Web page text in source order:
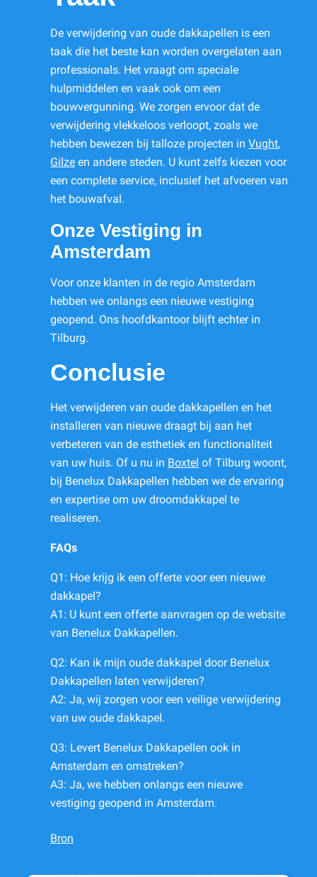
De verwijdering van oude dakkapellen is een
taak die het beste kan worden overgelaten aan
professionals. Het vraagt om speciale
hulpmiddelen en vaak ook om een
bouwvergunning. We zorgen ervoor dat de
verwijdering vlekkeloos verloopt, zoals we
hebben bewezen bij talloze projecten in Vught,
Gilze en andere steden. U kunt zelfs kiezen voor
een complete service, inclusief het afvoeren van
het bouwafval.
Onze Vestiging in
Amsterdam
Voor onze klanten in de regio Amsterdam
hebben we onlangs een nieuwe vestiging
geopend. Ons hoofdkantoor blijft echter in
Tilburg.
Conclusie
Het verwijderen van oude dakkapellen en het
installeren van nieuwe draagt bij aan het
verbeteren van de esthetiek en functionaliteit
van uw huis. Of u nu in Boxtel of Tilburg woont,
bij Benelux Dakkapellen hebben we de ervaring
en expertise om uw droomdakkapel te
realiseren.
FAQs
Q1: Hoe krijg ik een offerte voor een nieuwe
dakkapel?
A1: U kunt een offerte aanvragen op de website
van Benelux Dakkapellen.
Q2: Kan ik mijn oude dakkapel door Benelux
Dakkapellen laten verwijderen?
A2: Ja, wij zorgen voor een veilige verwijdering
van uw oude dakkapel.
Q3: Levert Benelux Dakkapellen ook in
Amsterdam en omstreken?
A3: Ja, we hebben onlangs een nieuwe
vestiging geopend in Amsterdam.
Bron